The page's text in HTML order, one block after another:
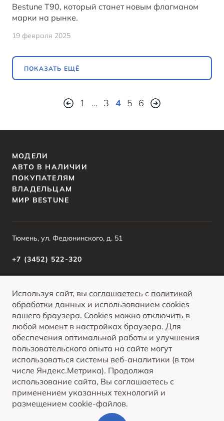
Bestune T90, который станет новым флагманом
марки на рынке.
19 февраля 2025
ПОКАЗАТЬ ЕЩЁ
1 … 3 4 5 6
МОДЕЛИ
АВТО В НАЛИЧИИ
ПОКУПАТЕЛЯМ
ВЛАДЕЛЬЦАМ
МИР BESTUNE
Тюмень, ул. Федюнинского, д. 51
+7 (3452) 522-320
О ПРОДУКТЕ
КРЕДИТНЫЕ ПРОГРАММЫ
Вся представленная на сайте информация, касающаяся автомобилей и
сервисного обслуживания, носит информационный характер и не является
публичной офертой. Все цены, указанные на данном сайте, носят
информационный характер и являются максимально рекомендуемыми
розничными ценами по расчетам дистрибьютора (ООО «ФАВ-Восточная
Европа»). Для получения подробной информации просьба обращаться к
ближайшему официальному дилеру ООО «ФАВ-Восточная Европа» .
Опубликованная на данном сайте информация может быть изменена в любое
время без предварительного уведомления.
ПОКАЗАТЬ ВСЕ
© 2026
Политика обработки персональных данных
Правовая информация
Контакты
Используя сайт, вы соглашаетесь с политикой
обработки данных и использованием cookies
вашего браузера. Cookies можно отключить в
любой момент в настройках браузера. Для
обеспечения оптимальной работы и улучшения
пользовательского опыта на сайте могут
использоваться системы веб-аналитики (в том
числе Яндекс.Метрика). Продолжая
использование сайта, Вы соглашаетесь с
применением указанных технологий и
размещением cookie-файлов.